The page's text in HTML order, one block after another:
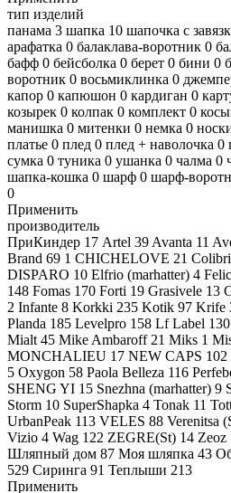
тип изделий
панама 3 шапка 10 шапочка с
арафатка 0 балаклава-воротник 0
бафф 0 бейсболка 0 берет 0 бини 0
воротник 0 восьмиклинка 0
капор 0 капюшон 0 кардиган 0
козырек 0 колпак 0 комплект 0
манишка 0 митенки 0 немка 0
платье 0 плед 0 плед + наволочка 0
сумка 0 туника 0 ушанка 0 чалма 0
шапка-кошка 0 шарф 0 шарф-
0
Применить
производитель
ПриКиндер 17 Artel 39 Avanta 11
Brand 69 1 CHICHELOVE 21 Colibri
DISPARO 10 Elfrio (marhatter) 4
148 Fomas 170 Forti 19 Grasivele 13
2 Infante 8 Korkki 235 Kotik 97 Krife
Planda 185 Levelpro 158 Lf Label 130
Mialt 45 Mike Ambaroff 21 Miks 1
MONCHALIEU 17 NEW CAPS 102
5 Oxygon 58 Paola Belleza 116
SHENG YI 15 Snezhna (marhatter) 9
Storm 10 SuperShapka 4 Tonak 11
UrbanPeak 113 VELES 88 Verenitsa
Vizio 4 Wag 122 ZEGRE(St) 14 Zeoz
Шляпный дом 87 Моя шляпка 43
529 Сиринга 91 Теплыши 213
Применить